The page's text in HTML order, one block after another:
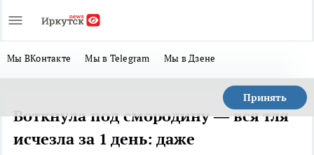
Мы ВКонтакте Мы в Telegram Мы в Дзене
Принять
Воткнула под смородину — вся тля
исчезла за 1 день: даже